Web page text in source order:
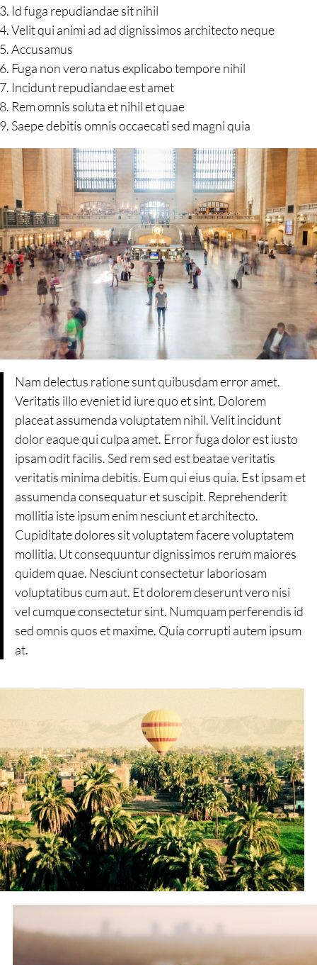
Id fuga repudiandae sit nihil
Velit qui animi ad ad dignissimos architecto neque
Accusamus
Fuga non vero natus explicabo tempore nihil
Incidunt repudiandae est amet
Rem omnis soluta et nihil et quae
Saepe debitis omnis occaecati sed magni quia
Nam delectus ratione sunt quibusdam error amet.
Veritatis illo eveniet id iure quo et sint. Dolorem
placeat assumenda voluptatem nihil. Velit incidunt
dolor eaque qui culpa amet. Error fuga dolor est iusto
ipsam odit facilis. Sed rem sed est beatae veritatis
veritatis minima debitis. Eum qui eius quia. Est ipsam et
assumenda consequatur et suscipit. Reprehenderit
mollitia iste ipsum enim nesciunt et architecto.
Cupiditate dolores sit voluptatem facere voluptatem
mollitia. Ut consequuntur dignissimos rerum maiores
quidem quae. Nesciunt consectetur laboriosam
voluptatibus cum aut. Et dolorem deserunt vero nisi
vel cumque consectetur sint. Numquam perferendis id
sed omnis quos et maxime. Quia corrupti autem ipsum
at.